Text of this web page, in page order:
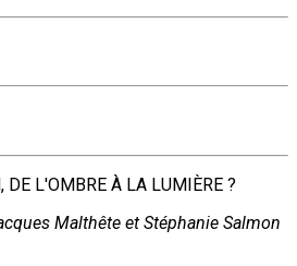
DE L'OMBRE À LA LUMIÈRE ?
Malthête et Stéphanie Salmon